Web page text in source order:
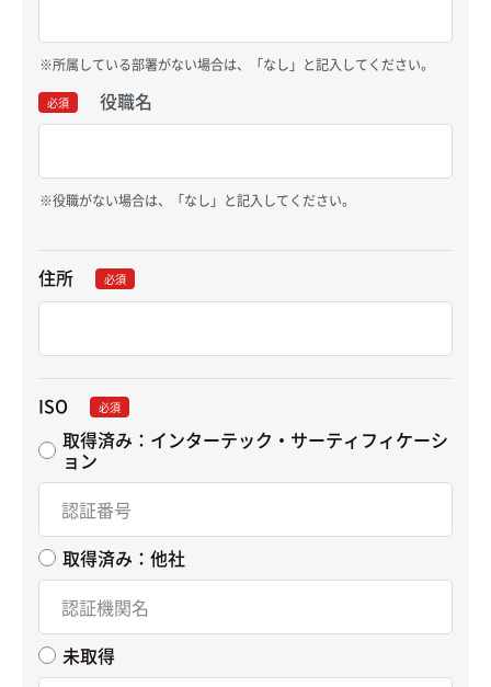
所属している部署がない場合は、「なし」と記入してください。
必須 役職名
役職がない場合は、「なし」と記入してください。
住所 必須
ISO 必須
取得済み：インターテック・サーティフィケーシ
ョン
取得済み：他社
未取得